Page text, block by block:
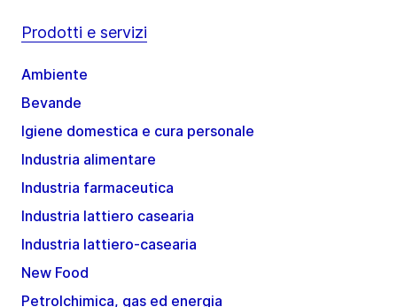
Prodotti e servizi
Ambiente
Bevande
Igiene domestica e cura personale
Industria alimentare
Industria farmaceutica
Industria lattiero casearia
Industria lattiero-casearia
New Food
Petrolchimica, gas ed energia